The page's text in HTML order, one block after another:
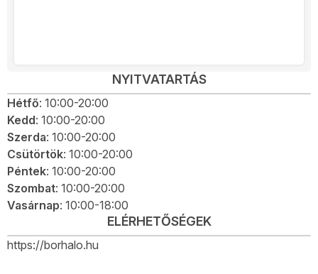
NYITVATARTÁS
Hétfő: 10:00-20:00
Kedd: 10:00-20:00
Szerda: 10:00-20:00
Csütörtök: 10:00-20:00
Péntek: 10:00-20:00
Szombat: 10:00-20:00
Vasárnap: 10:00-18:00
ELÉRHETŐSÉGEK
https://borhalo.hu